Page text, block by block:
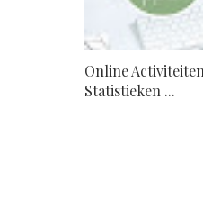
Online
Statistieken ...